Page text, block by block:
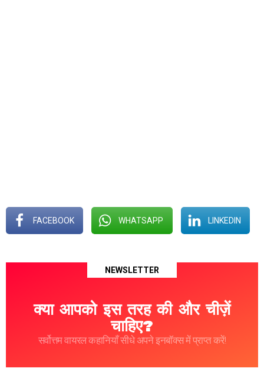
FACEBOOK WHATSAPP LINKEDIN
NEWSLETTER
क्या आपको इस तरह की और चीज़ें
चाहिए?
सर्वोत्तम वायरल कहानियाँ सीधे अपने इनबॉक्स में प्राप्त करें!